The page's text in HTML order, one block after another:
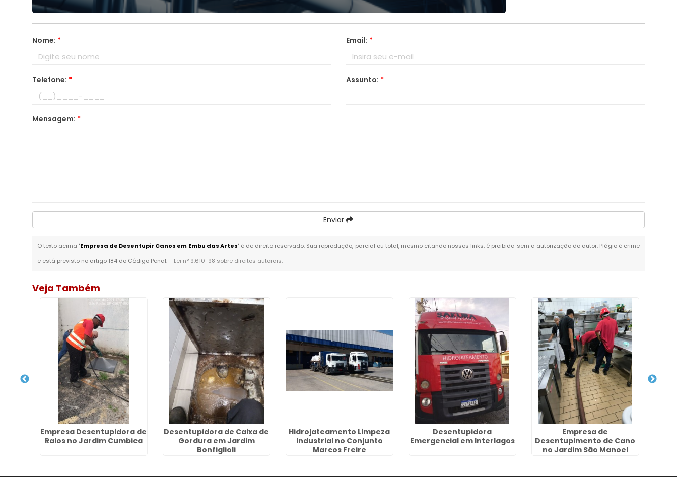
Nome: * Email: *
Telefone: * Assunto: *
Mensagem: *
Enviar
O texto acima "Empresa de Desentupir Canos em Embu das Artes" é de direito reservado. Sua reprodução, parcial ou total, mesmo citando nossos links, é proibida sem a autorização do autor. Plágio é crime
e está previsto no artigo 184 do Código Penal. – Lei n° 9.610-98 sobre direitos autorais.
Veja Também
Empresa Desentupidora de
Ralos no Jardim Cumbica
Desentupidora de Caixa de
Gordura em Jardim
Bonfiglioli
Hidrojateamento Limpeza
Industrial no Conjunto
Marcos Freire
Desentupidora
Emergencial em Interlagos
Empresa de
Desentupimento de Cano
no Jardim São Manoel